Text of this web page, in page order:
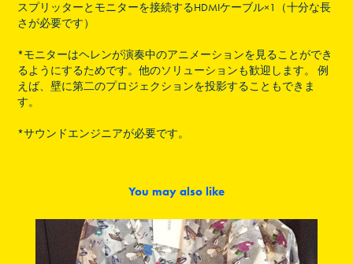
スプリッターとモニターを接続するHDMIケーブル×1（十分な長
さが必要です）
*モニターはヘレンが演奏中のアニメーションを見ることができ
るようにするためです。他のソリューションも歓迎します。 例
えば、壁に第二のプロジェクションを投影することもできま
す。
*サウンドエンジニアが必要です。
You may also like